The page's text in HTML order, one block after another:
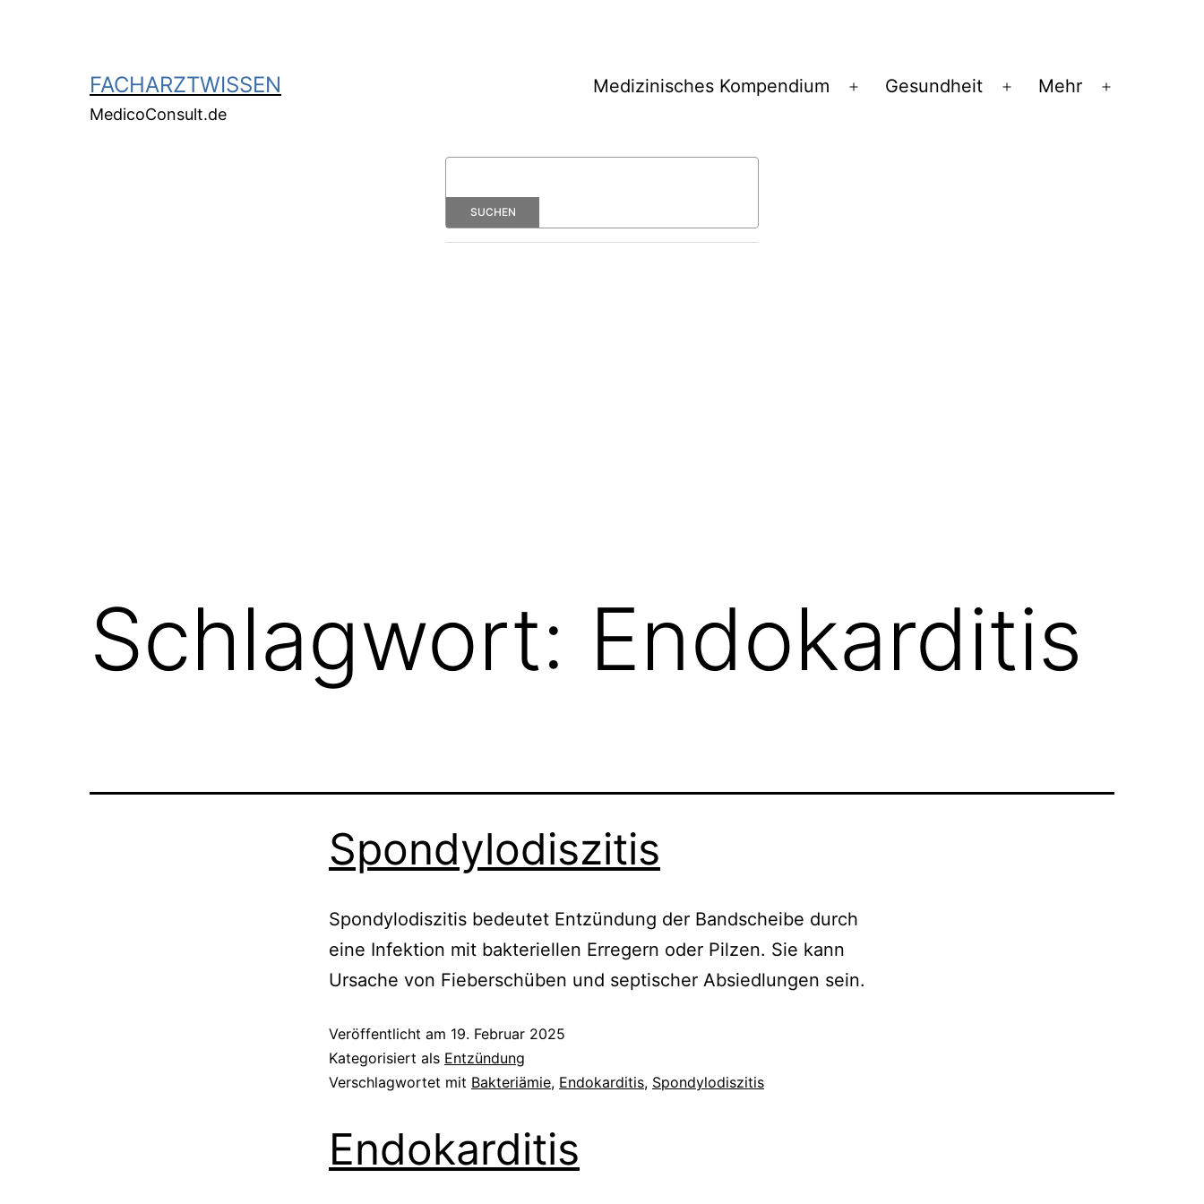
FACHARZTWISSEN
MedicoConsult.de
Medizinisches Kompendium
Menü
Gesundheit
Menü
Mehr
Schlagwort: Endokarditis
Spondylodiszitis
Spondylodiszitis bedeutet Entzündung der Bandscheibe durch
eine Infektion mit bakteriellen Erregern oder Pilzen. Sie kann
Ursache von Fieberschüben und septischer Absiedlungen sein.
Veröffentlicht am 19. Februar 2025
Kategorisiert als Entzündung
Verschlagwortet mit Bakteriämie, Endokarditis, Spondylodiszitis
Endokarditis